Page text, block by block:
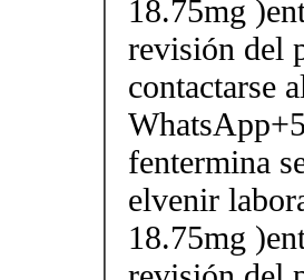
18.75mg
revisión del
contactarse
fentermina
elvenir
18.75mg